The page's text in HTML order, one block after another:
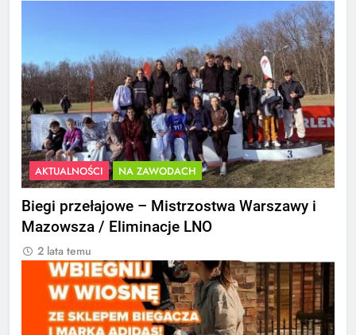
AKTUALNOŚCI NA ZAWODACH
Biegi przełajowe – Mistrzostwa Warszawy i
Mazowsza / Eliminacje LNO
2 lata temu